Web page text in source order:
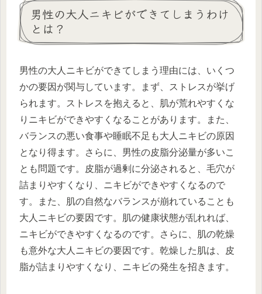
男性の大人ニキビができてしまうわけ
とは？
男性の大人ニキビができてしまう理由には、いくつ
かの要因が関与しています。まず、ストレスが挙げ
られます。ストレスを抱えると、肌が荒れやすくな
りニキビができやすくなることがあります。また、
バランスの悪い食事や睡眠不足も大人ニキビの原因
となり得ます。さらに、男性の皮脂分泌量が多いこ
とも問題です。皮脂が過剰に分泌されると、毛穴が
詰まりやすくなり、ニキビができやすくなるので
す。また、肌の自然なバランスが崩れていることも
大人ニキビの要因です。肌の健康状態が乱れれば、
ニキビができやすくなるのです。さらに、肌の乾燥
も意外な大人ニキビの要因です。乾燥した肌は、皮
脂が詰まりやすくなり、ニキビの発生を招きます。